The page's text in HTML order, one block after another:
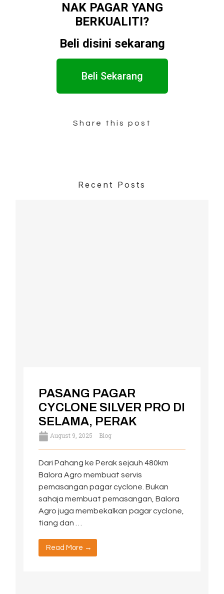
NAK PAGAR YANG
BERKUALITI?
Beli disini sekarang
Beli Sekarang
Share this post
Recent Posts
PASANG PAGAR
CYCLONE SILVER PRO DI
SELAMA, PERAK
August 9, 2025 Blog
Dari Pahang ke Perak sejauh 480km
Balora Agro membuat servis
pemasangan pagar cyclone. Bukan
sahaja membuat pemasangan, Balora
Agro juga membekalkan pagar cyclone,
tiang dan …
Read More →